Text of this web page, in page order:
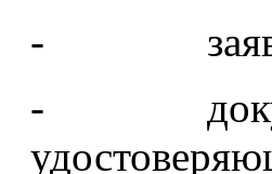
-
-